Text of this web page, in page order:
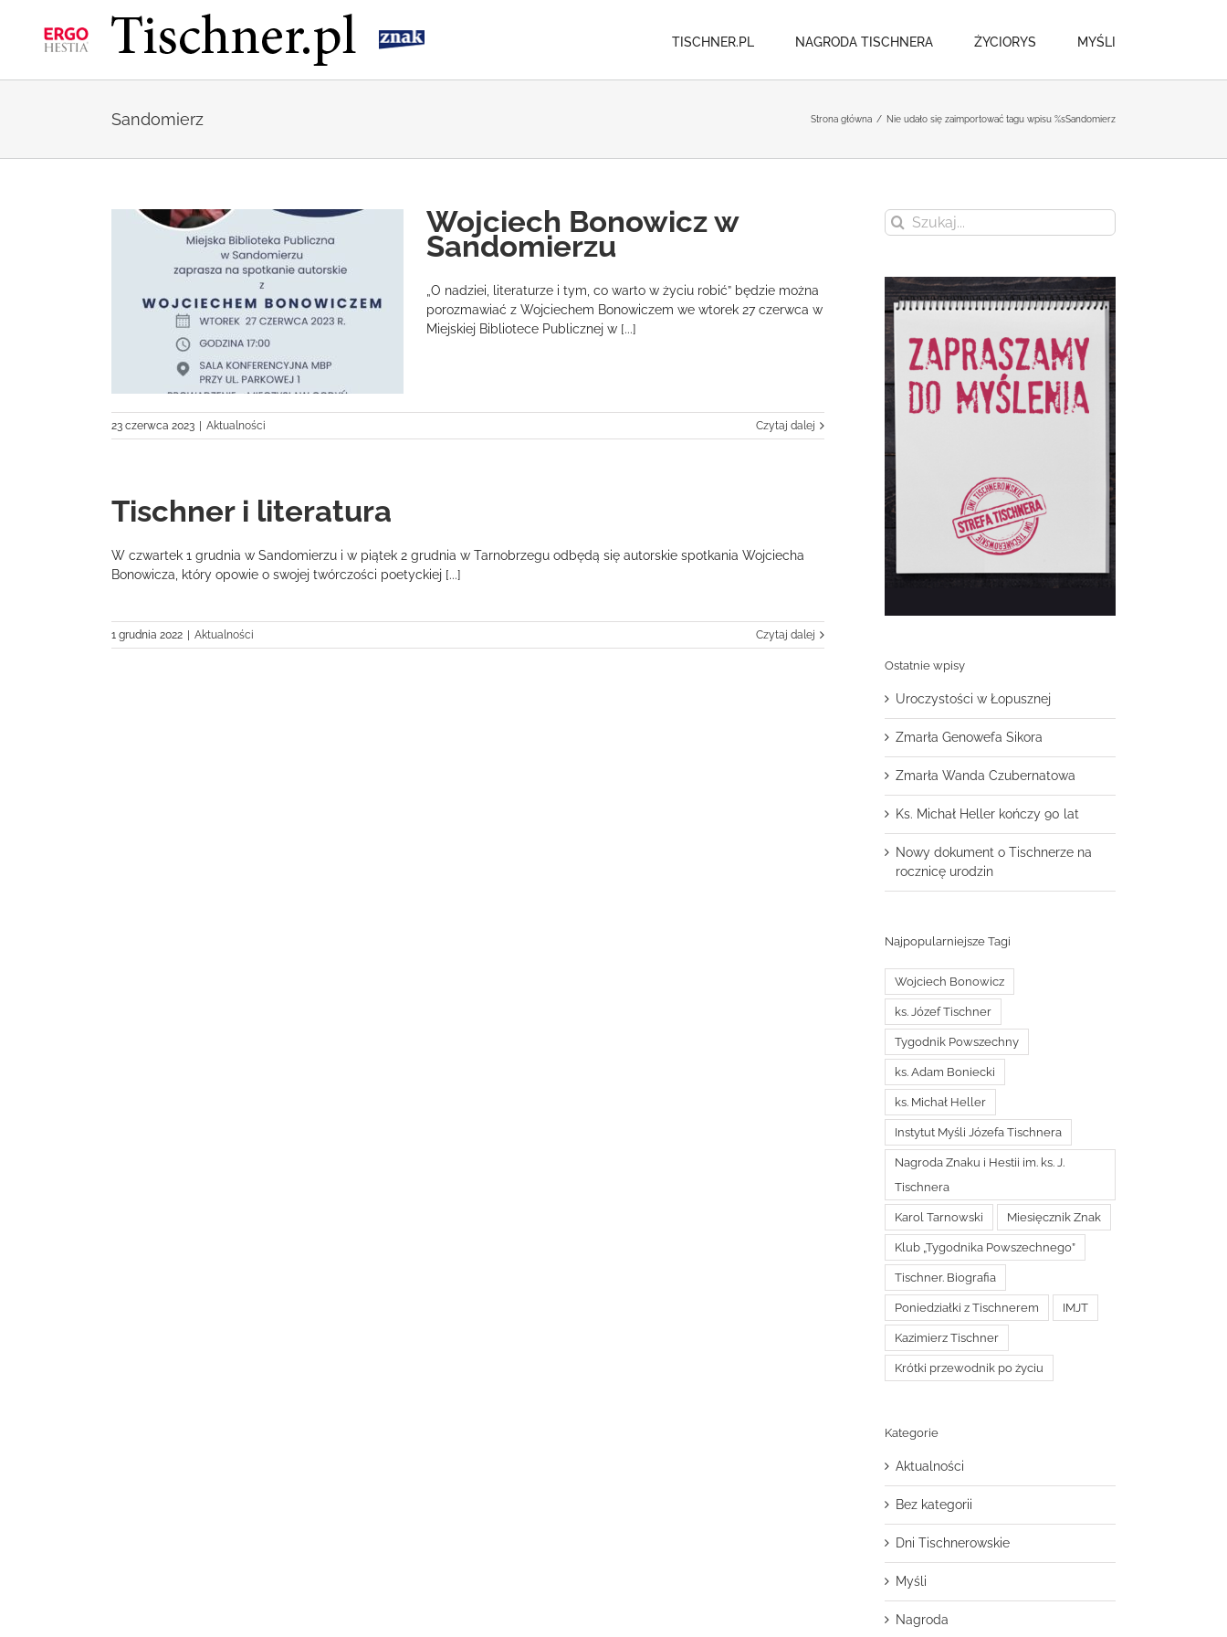
zawartości
TISCHNER.PL NAGRODA TISCHNERA ŻYCIORYS MYŚLI
Sandomierz Strona główna / Nie udało się zaimportować tagu wpisu %sSandomierz
Wojciech Bonowicz w
Sandomierzu
„O nadziei, literaturze i tym, co warto w życiu robić” będzie można
porozmawiać z Wojciechem Bonowiczem we wtorek 27 czerwca w
Miejskiej Bibliotece Publicznej w [...]
23 czerwca 2023 Aktualności Czytaj dalej
Tischner i literatura
W czwartek 1 grudnia w Sandomierzu i w piątek 2 grudnia w Tarnobrzegu odbędą się autorskie spotkania Wojciecha
Bonowicza, który opowie o swojej twórczości poetyckiej [...]
1 grudnia 2022 Aktualności Czytaj dalej
Szukaj
Ostatnie wpisy
Uroczystości w Łopusznej
Zmarła Genowefa Sikora
Zmarła Wanda Czubernatowa
Ks. Michał Heller kończy 90 lat
Nowy dokument o Tischnerze na
rocznicę urodzin
Najpopularniejsze Tagi
Wojciech Bonowicz
ks. Józef Tischner
Tygodnik Powszechny
ks. Adam Boniecki
ks. Michał Heller
Instytut Myśli Józefa Tischnera
Nagroda Znaku i Hestii im. ks. J.
Tischnera
Karol Tarnowski Miesięcznik Znak
Klub „Tygodnika Powszechnego”
Tischner. Biografia
Poniedziałki z Tischnerem IMJT
Kazimierz Tischner
Krótki przewodnik po życiu
Kategorie
Aktualności
Bez kategorii
Dni Tischnerowskie
Myśli
Nagroda